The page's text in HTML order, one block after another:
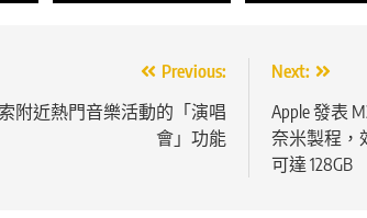
Previous:
附近熱門音樂活動的「演唱
會」功能
Next:
Apple 發表
奈米製程，
可達 128GB